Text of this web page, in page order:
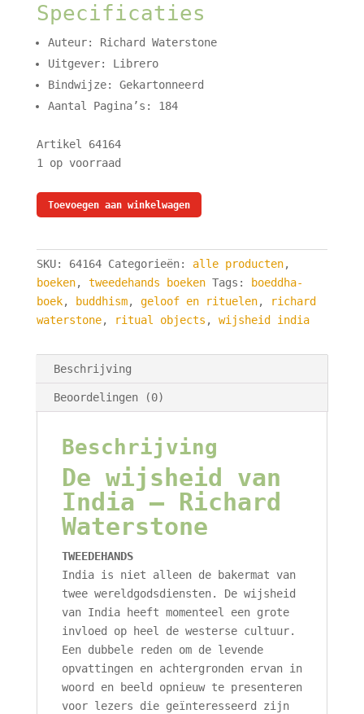
Specificaties
Auteur: Richard Waterstone
Uitgever: Librero
Bindwijze: Gekartonneerd
Aantal Pagina’s: 184
Artikel 64164
1 op voorraad
De
Wijsheid
-
Richard
Toevoegen aan winkelwagen
SKU: 64164 Categorieën: alle producten,
boeken, tweedehands boeken Tags:
boeddha-
boek, buddhism, geloof en rituelen,
richard
waterstone, ritual objects , wijsheid india
Beschrijving
Beoordelingen (0)
Beschrijving
De wijsheid van
India – Richard
Waterstone
TWEEDEHANDS
India is niet alleen de bakermat van
twee wereldgodsdiensten. De wijsheid
van India heeft momenteel een grote
invloed op heel de westerse cultuur.
Een dubbele reden om de levende
opvattingen en achtergronden ervan in
woord en beeld opnieuw te presenteren
voor lezers die geïnteresseerd zijn